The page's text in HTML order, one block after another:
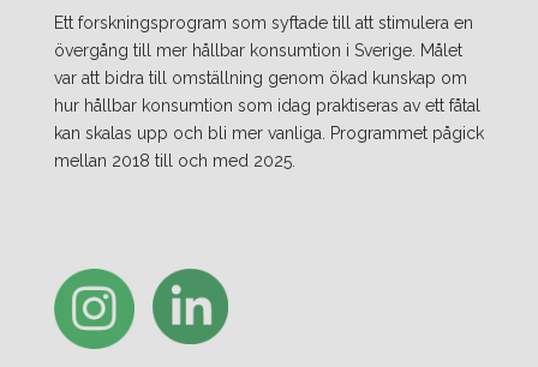
Ett forskningsprogram som syftade till att stimulera en
övergång till mer hållbar konsumtion i Sverige. Målet
var att bidra till omställning genom ökad kunskap om
hur hållbar konsumtion som idag praktiseras av ett fåtal
kan skalas upp och bli mer vanliga. Programmet pågick
mellan 2018 till och med 2025.